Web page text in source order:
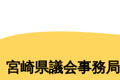
宮崎県議会事務局